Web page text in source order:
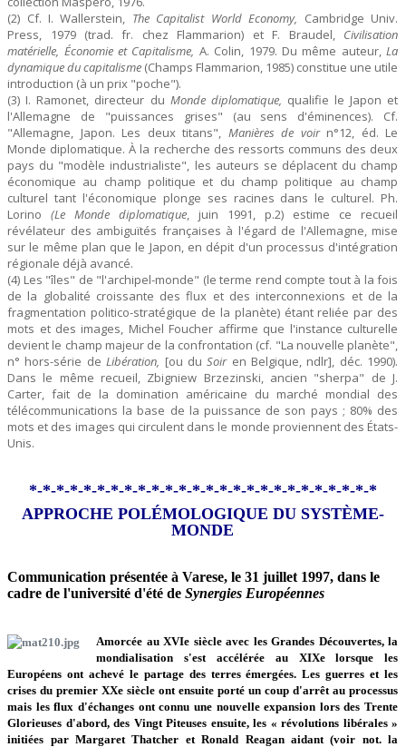
(2) Cf. I. Wallerstein, The Capitalist World Economy, Cambridge Univ.
Press, 1979 (trad. fr. chez Flammarion) et F. Braudel, Civilisation
matérielle, Économie et Capitalisme, A. Colin, 1979. Du même auteur,La
dynamique du capitalisme (Champs Flammarion, 1985) constitue une utile
introduction (à un prix "poche").
(3) I. Ramonet, directeur du Monde diplomatique, qualifie le Japon et
l'Allemagne de "puissances grises" (au sens d'éminences). Cf.
"Allemagne, Japon. Les deux titans", Manières de voirn°12, éd. Le
Monde diplomatique. À la recherche des ressorts communs des deux
pays du "modèle industrialiste", les auteurs se déplacent du champ
économique au champ politique et du champ politique au champ
culturel tant l'économique plonge ses racines dans le culturel. Ph.
Lorino(Le Monde diplomatique, juin 1991, p.2) estime ce recueil
révélateur des ambiguïtés françaises à l'égard de l'Allemagne, mise
sur le même plan que le Japon, en dépit d'un processus d'intégration
régionale déjà avancé.
(4) Les "îles" de "l'archipel-monde" (le terme rend compte tout à la fois
de la globalité croissante des flux et des interconnexions et de la
fragmentation politico-stratégique de la planète) étant reliée par des
mots et des images, Michel Foucher affirme que l'instance culturelle
devient le champ majeur de la confrontation (cf. "La nouvelle planète",
n° hors-série deLibération, [ou duSoiren Belgique, ndlr], déc. 1990).
Dans le même recueil, Zbigniew Brzezinski, ancien "sherpa" de J.
Carter, fait de la domination américaine du marché mondial des
télécommunications la base de la puissance de son pays ; 80% des
mots et des images qui circulent dans le monde proviennent des États-
Unis.
*-*-*-*-*-*-*-*-*-*-*-*-*-*-*-*-*-*-*-*-*-*-*-*-*-*
APPROCHE POLÉMOLOGIQUE DU SYSTÈME-
MONDE
Communication présentée à Varese, le 31 juillet 1997, dans le
cadre de l'université d'été de Synergies Européennes
Amorcée au XVIe siècle avec les Grandes Découvertes, la
mondialisation s'est accélérée au XIXe lorsque les
Européens ont achevé le partage des terres émergées. Les guerres et les
crises du premier XXe siècle ont ensuite porté un coup d'arrêt au processus
mais les flux d'échanges ont connu une nouvelle expansion lors des Trente
Glorieuses d'abord, des Vingt Piteuses ensuite, les « révolutions libérales »
initiées par Margaret Thatcher et Ronald Reagan aidant (voir not. la